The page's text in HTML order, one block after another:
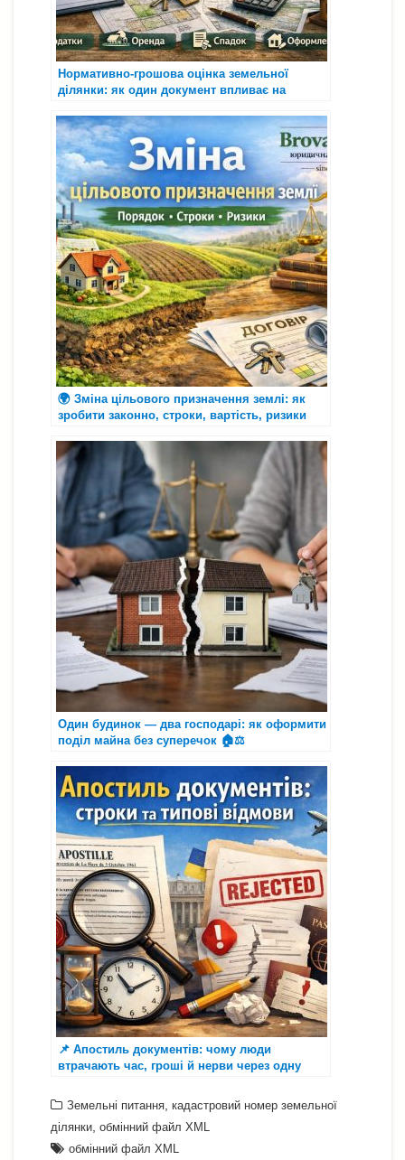
Нормативно-грошова оцінка земельної
ділянки: як один документ впливає на
🌍 Зміна цільового призначення землі: як
зробити законно, строки, вартість, ризики
Один будинок — два господарі: як оформити
поділ майна без суперечок 🏠⚖️
📌 Апостиль документів: чому люди
втрачають час, гроші й нерви через одну
Земельні питання кадастровий номер земельної
ділянки обмінний файл XML
обмінний файл XML